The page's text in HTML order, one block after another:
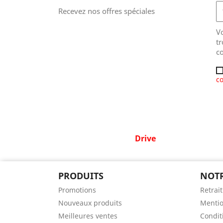
Recevez nos offres spéciales
Drive
PRODUITS
Promotions
Nouveaux produits
Meilleures ventes